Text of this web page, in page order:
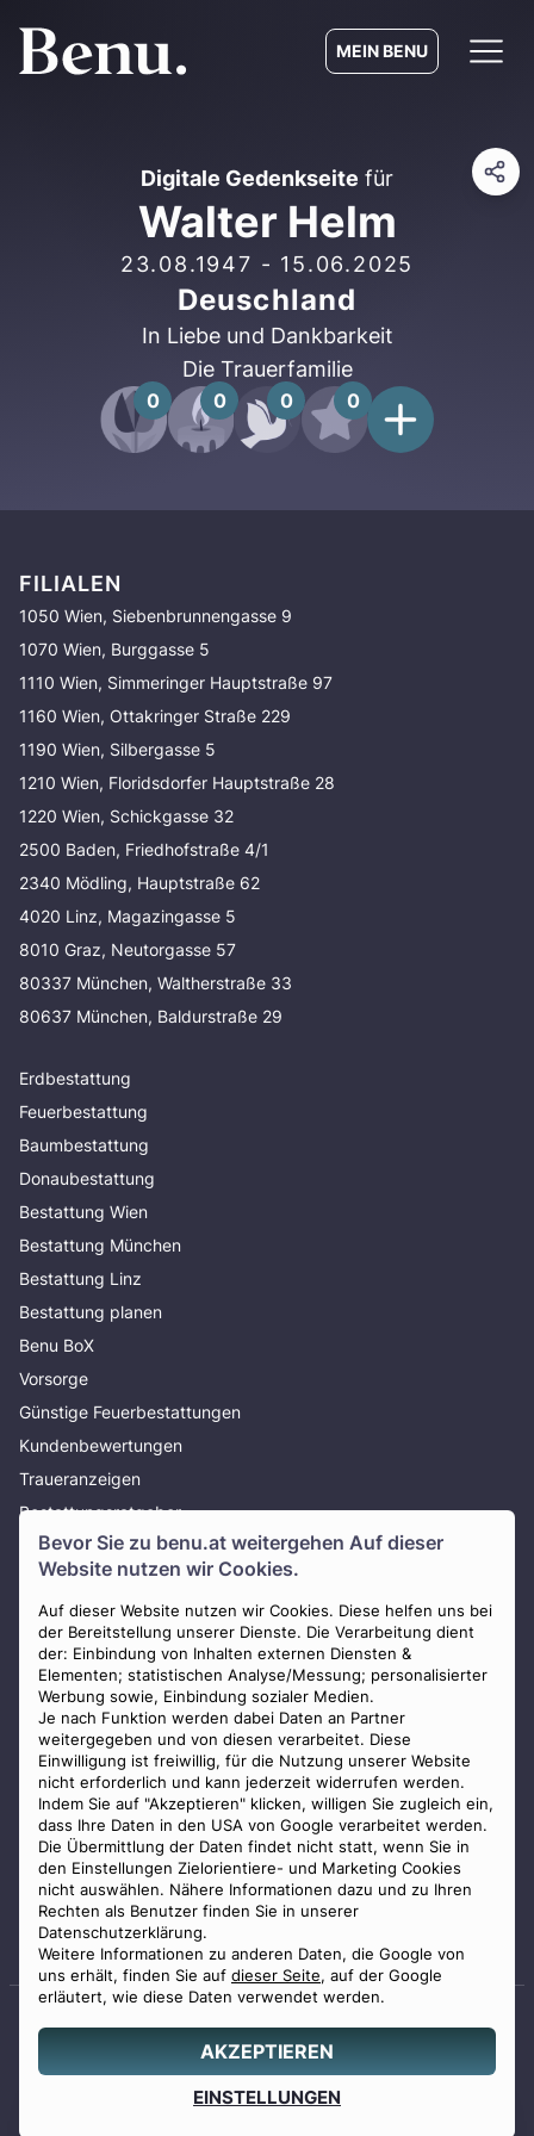
Bevor Sie zu benu.at weitergehen Auf dieser
Website nutzen wir Cookies.
Auf dieser Website nutzen wir Cookies. Diese helfen uns bei
der Bereitstellung unserer Dienste. Die Verarbeitung dient
der: Einbindung von Inhalten externen Diensten &
Elementen; statistischen Analyse/Messung; personalisierter
Werbung sowie, Einbindung sozialer Medien.
Je nach Funktion werden dabei Daten an Partner
weitergegeben und von diesen verarbeitet. Diese
Einwilligung ist freiwillig, für die Nutzung unserer Website
nicht erforderlich und kann jederzeit widerrufen werden.
Indem Sie auf "Akzeptieren" klicken, willigen Sie zugleich ein,
dass Ihre Daten in den USA von Google verarbeitet werden.
Die Übermittlung der Daten findet nicht statt, wenn Sie in
den Einstellungen Zielorientiere- und Marketing Cookies
nicht auswählen. Nähere Informationen dazu und zu Ihren
Rechten als Benutzer finden Sie in unserer
Datenschutzerklärung.
Weitere Informationen zu anderen Daten, die Google von
uns erhält, finden Sie auf dieser Seite, auf der Google
erläutert, wie diese Daten verwendet werden.
AKZEPTIEREN
EINSTELLUNGEN
MEIN BENU
0800 88 44 04
erstellen
Digitale Gedenkseite für
Walter Helm
23.08.1947 - 15.06.2025
Deuschland
In Liebe und Dankbarkeit
Die Trauerfamilie
0 0 0 0
FILIALEN
1050 Wien, Siebenbrunnengasse 9
1070 Wien, Burggasse 5
1110 Wien, Simmeringer Hauptstraße 97
1160 Wien, Ottakringer Straße 229
1190 Wien, Silbergasse 5
1210 Wien, Floridsdorfer Hauptstraße 28
1220 Wien, Schickgasse 32
2500 Baden, Friedhofstraße 4/1
2340 Mödling, Hauptstraße 62
4020 Linz, Magazingasse 5
8010 Graz, Neutorgasse 57
80337 München, Waltherstraße 33
80637 München, Baldurstraße 29
Erdbestattung
Feuerbestattung
Baumbestattung
Donaubestattung
Bestattung Wien
Bestattung München
Bestattung Linz
Bestattung planen
Benu BoX
Vorsorge
Günstige Feuerbestattungen
Kundenbewertungen
Traueranzeigen
Bestattungsratgeber
Über uns
Presse
AGB
Impressum
Datenschutz
Widerrufsbelehrung
Zahlungsmöglichkeiten
Staatlich geprüfter
© 2026 Benu GmbH. Alle Rechte vorbehalten.